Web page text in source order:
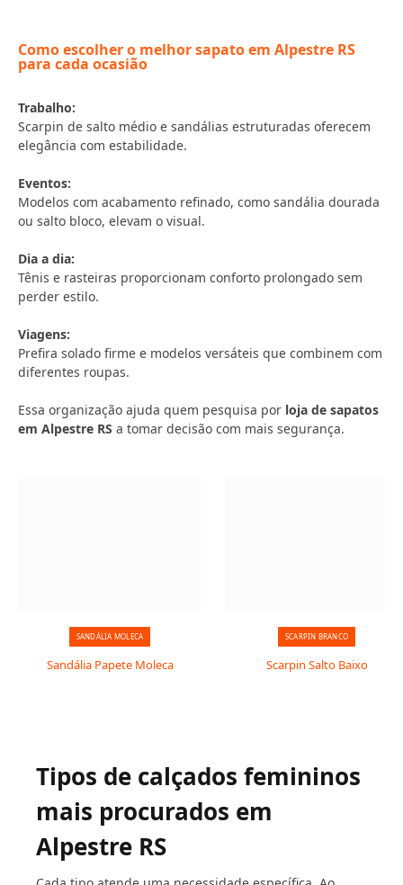
Como escolher o melhor sapato em Alpestre RS
para cada ocasião
Trabalho:
Scarpin de salto médio e sandálias estruturadas oferecem
elegância com estabilidade.
Eventos:
Modelos com acabamento refinado, como sandália dourada
ou salto bloco, elevam o visual.
Dia a dia:
Tênis e rasteiras proporcionam conforto prolongado sem
perder estilo.
Viagens:
Prefira solado firme e modelos versáteis que combinem com
diferentes roupas.
Essa organização ajuda quem pesquisa por loja de sapatos
em Alpestre RS a tomar decisão com mais segurança.
SANDÁLIA MOLECA
Sandália Papete Moleca
SCARPIN BRANCO
Scarpin Salto Baixo
Tipos de calçados femininos
mais procurados em
Alpestre RS